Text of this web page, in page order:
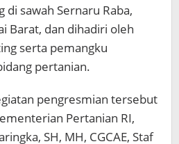
di sawah Sernaru Raba,
Barat, dan dihadiri oleh
serta pemangku
pertanian.
pengresmian tersebut
Pertanian RI,
SH, MH, CGCAE, Staf